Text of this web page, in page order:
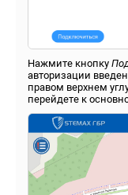
Нажмите кнопку
авторизации
правом верхнем
перейдете к